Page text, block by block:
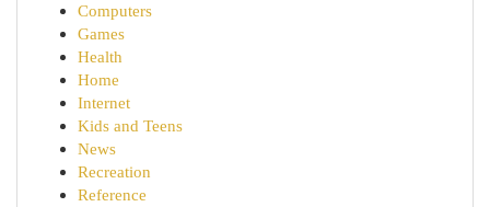
Computers
Games
Health
Home
Internet
Kids and Teens
News
Recreation
Reference